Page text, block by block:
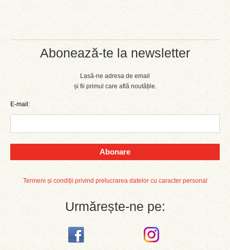
Abonează-te la newsletter
Lasă-ne adresa de email
și fii primul care află noutățile.
E-mail:
Abonare
Termeni și condiții privind prelucrarea datelor cu caracter personal
Urmărește-ne pe: